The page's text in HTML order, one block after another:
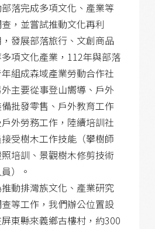
落完成多項文化、產業等
，並嘗試推動文化再利
發展部落旅行、文創商品
項文化產業，112年與部落
組成森域產業勞動合作社
主要從事登山嚮導、戶外
批發零售、戶外教育工作
外勞務工作，陸續培訓社
接受樹木工作技能（攀樹師
培訓、景觀樹木修剪技術
）。
動排灣族文化、產業研究
等工作，我們辦公位置設
東縣來義鄉古樓村，約300